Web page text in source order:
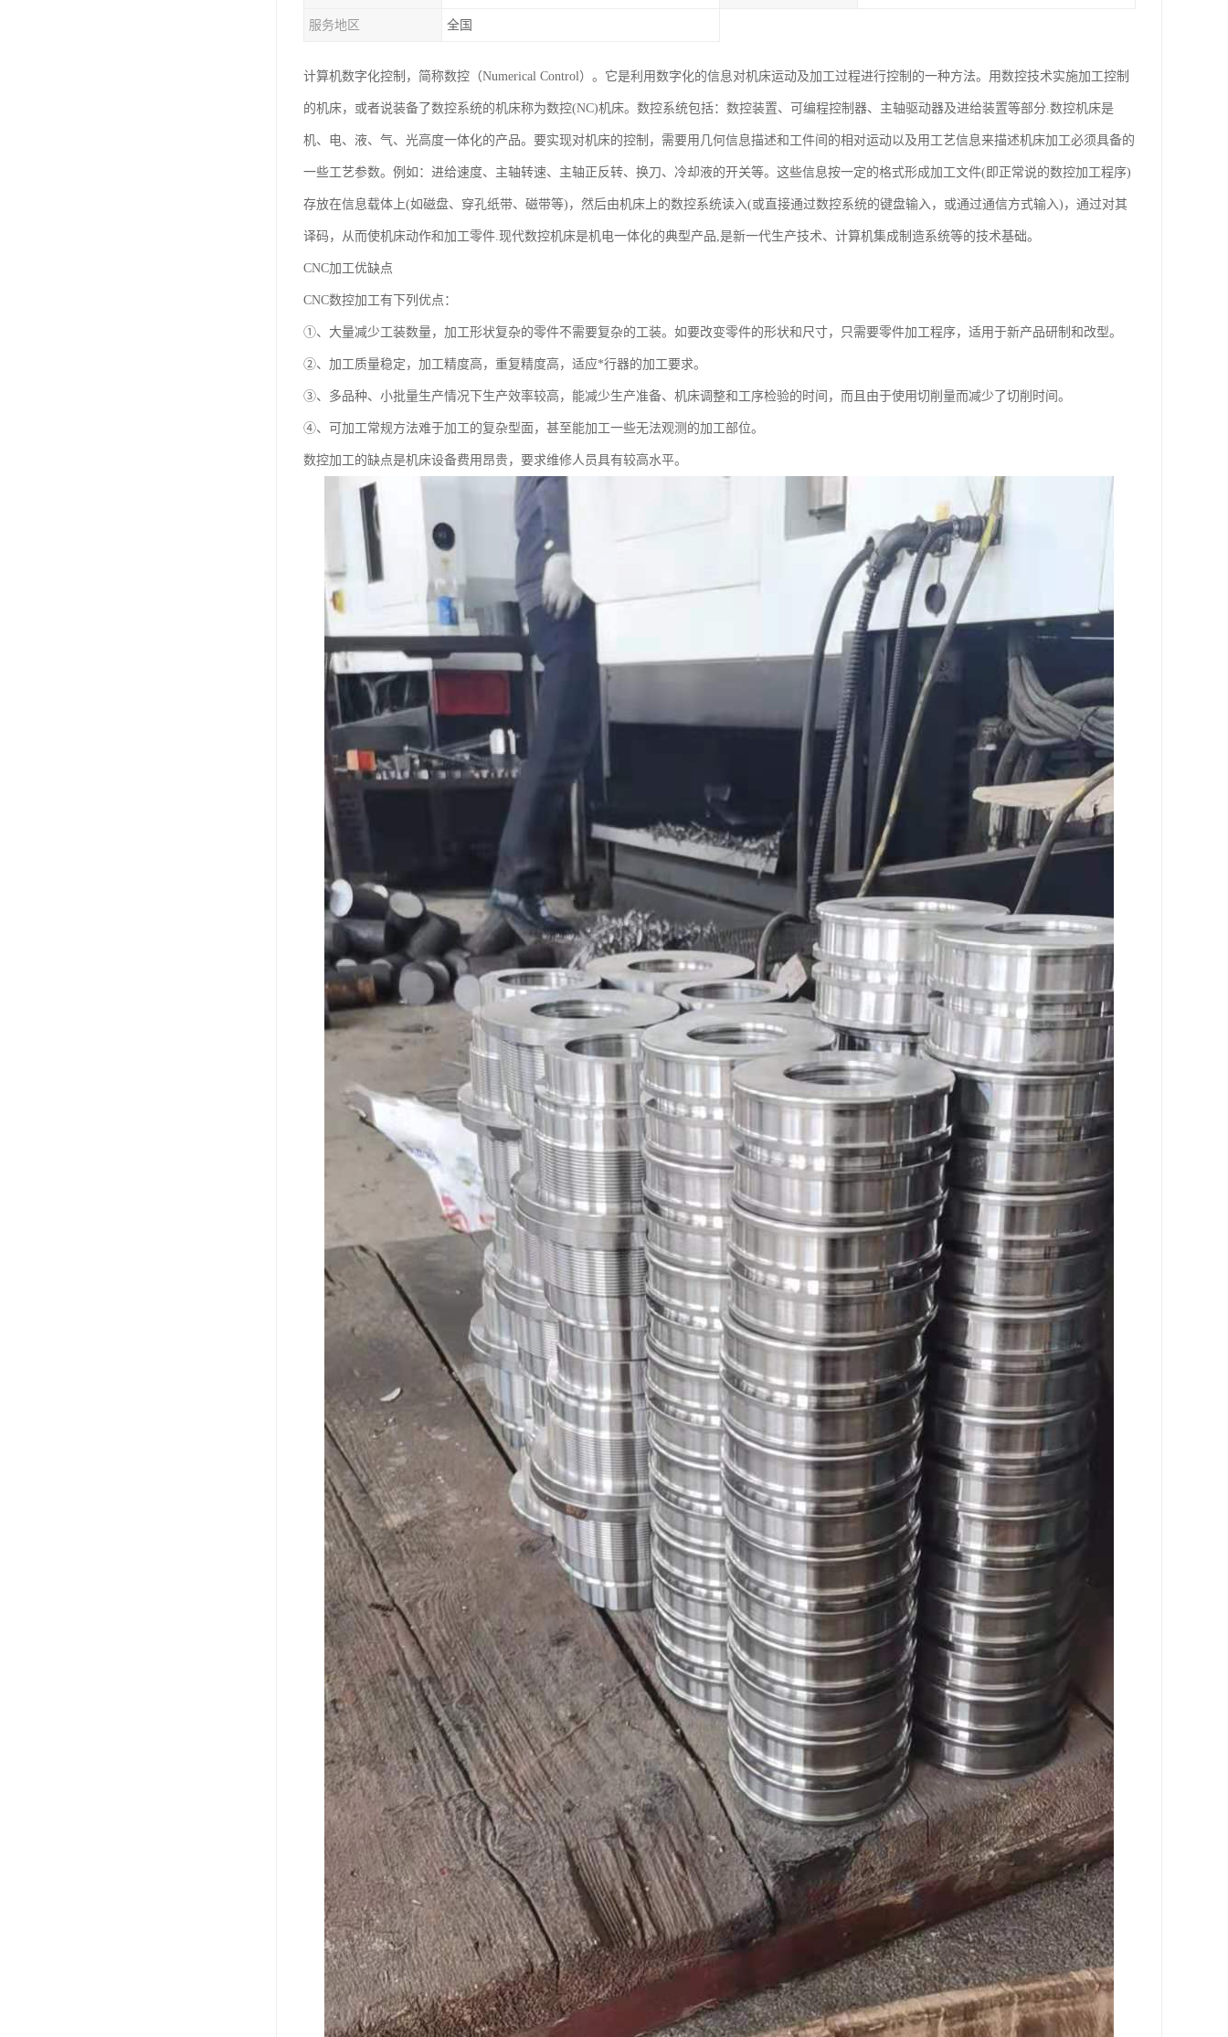
服务地区 全国
计算机数字化控制，简称数控（Numerical Control）。它是利用数字化的信息对机床运动及加工过程进行控制的一种方法。用数控技术实施加工控制
的机床，或者说装备了数控系统的机床称为数控(NC)机床。数控系统包括：数控装置、可编程控制器、主轴驱动器及进给装置等部分.数控机床是
机、电、液、气、光高度一体化的产品。要实现对机床的控制，需要用几何信息描述和工件间的相对运动以及用工艺信息来描述机床加工必须具备的
一些工艺参数。例如：进给速度、主轴转速、主轴正反转、换刀、冷却液的开关等。这些信息按一定的格式形成加工文件(即正常说的数控加工程序)
存放在信息载体上(如磁盘、穿孔纸带、磁带等)，然后由机床上的数控系统读入(或直接通过数控系统的键盘输入，或通过通信方式输入)，通过对其
译码，从而使机床动作和加工零件.现代数控机床是机电一体化的典型产品,是新一代生产技术、计算机集成制造系统等的技术基础。
CNC加工优缺点
CNC数控加工有下列优点：
①、大量减少工装数量，加工形状复杂的零件不需要复杂的工装。如要改变零件的形状和尺寸，只需要零件加工程序，适用于新产品研制和改型。
②、加工质量稳定，加工精度高，重复精度高，适应*行器的加工要求。
③、多品种、小批量生产情况下生产效率较高，能减少生产准备、机床调整和工序检验的时间，而且由于使用切削量而减少了切削时间。
④、可加工常规方法难于加工的复杂型面，甚至能加工一些无法观测的加工部位。
数控加工的缺点是机床设备费用昂贵，要求维修人员具有较高水平。